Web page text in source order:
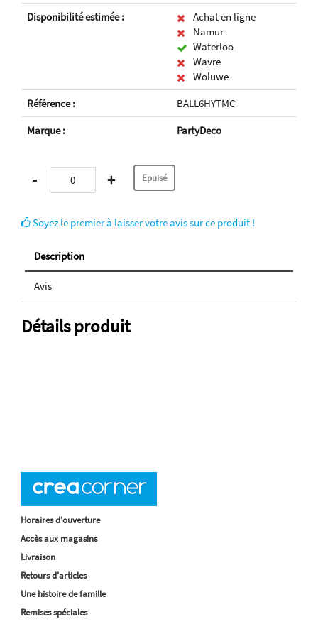
Disponibilité estimée :
Achat en ligne
Namur
Waterloo
Wavre
Woluwe
Référence :
BALL6HYTMC
Marque :
PartyDeco
- +
Soyez le premier à laisser votre avis sur ce produit !
Description
Avis
Détails produit
Horaires d'ouverture
Accès aux magasins
Livraison
Retours d'articles
Une histoire de famille
Remises spéciales